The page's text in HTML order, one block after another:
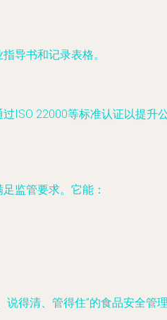
导书和记录表格。
ISO 22000等标准认证以提升公
监管要求。它能：
得清、管得住”的食品安全管